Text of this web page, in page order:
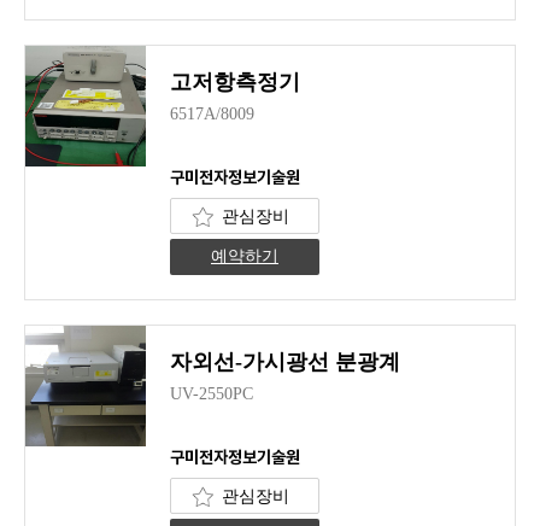
고저항측정기
6517A/8009
구미전자정보기술원
관심장비
예약하기
자외선-가시광선 분광계
UV-2550PC
구미전자정보기술원
관심장비